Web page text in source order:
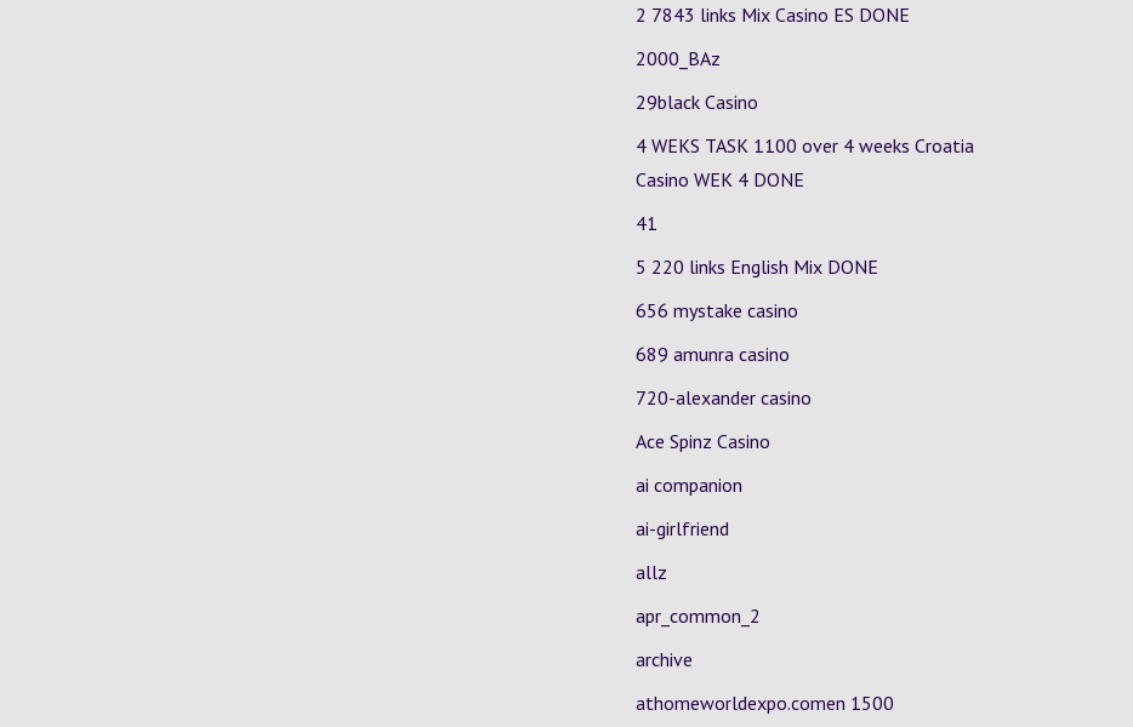
2 7843 links Mix Casino ES DONE
2000_BAz
29black Casino
4 WEKS TASK 1100 over 4 weeks Croatia
Casino WEK 4 DONE
41
5 220 links English Mix DONE
656 mystake casino
689 amunra casino
720-alexander casino
Ace Spinz Casino
ai companion
ai-girlfriend
allz
apr_common_2
archive
athomeworldexpo.comen 1500